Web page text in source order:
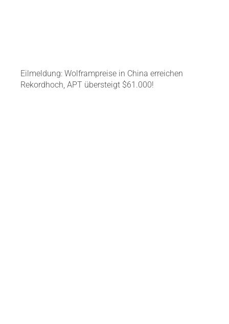
Eilmeldung: Wolframpreise in China erreichen
Rekordhoch, APT übersteigt $61.000!